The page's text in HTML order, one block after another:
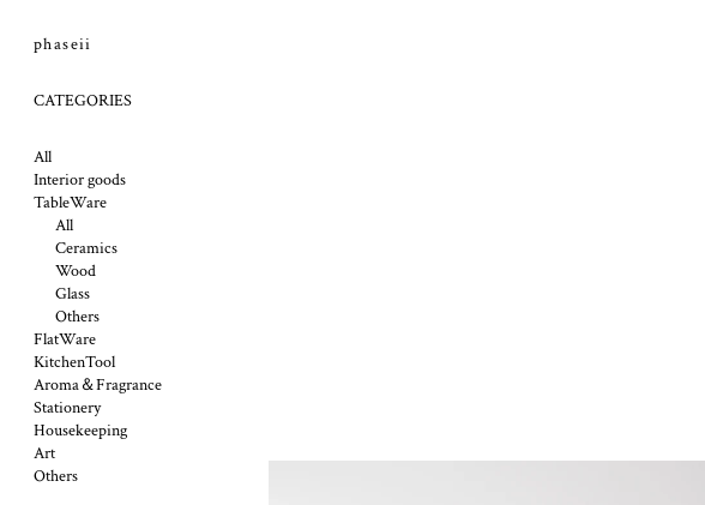
phaseii
CATEGORIES
All
Interior goods
TableWare
All
Ceramics
Wood
Glass
Others
FlatWare
KitchenTool
Aroma＆Fragrance
Stationery
Housekeeping
Art
Others